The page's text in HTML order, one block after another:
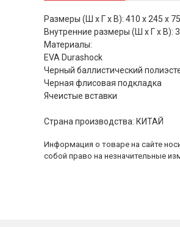
Размеры (Ш x Г x В): 410 x 245 x
Внутренние размеры (Ш х Г х В):
Материалы:
EVA Durashock
Черный баллистический
Черная флисовая подкладка
Ячеистые вставки
Страна производства: КИТАЙ
Информация о товаре на сайте
собой право на незначительные